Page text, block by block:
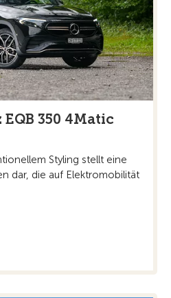
350 4Matic
Styling stellt eine
dar, die auf Elektromobilität